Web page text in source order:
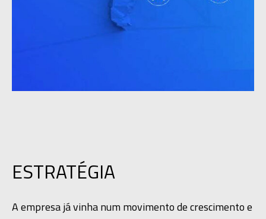
ESTRATÉGIA
A empresa já vinha num movimento de crescimento e